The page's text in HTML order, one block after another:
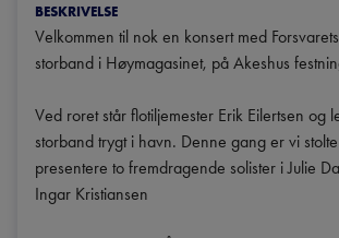
BESKRIVELSE
Velkommen til nok en konsert med
storband i Høymagasinet, på Akeshus
Ved roret står flotiljemester Erik Eilertsen og
storband trygt i havn. Denne gang er vi
presentere to fremdragende solister i Julie
Ingar Kristiansen